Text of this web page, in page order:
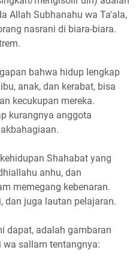
Allah Subhanahu wa Ta'ala,
nasrani di biara-biara.
bahwa hidup lengkap
anak, dan kerabat, bisa
kecukupan mereka.
kurangnya anggota
Shahabat yang
anhu, dan
memegang kebenaran.
dan juga lautan pelajaran.
dapat, adalah gambaran
sallam tentangnya: